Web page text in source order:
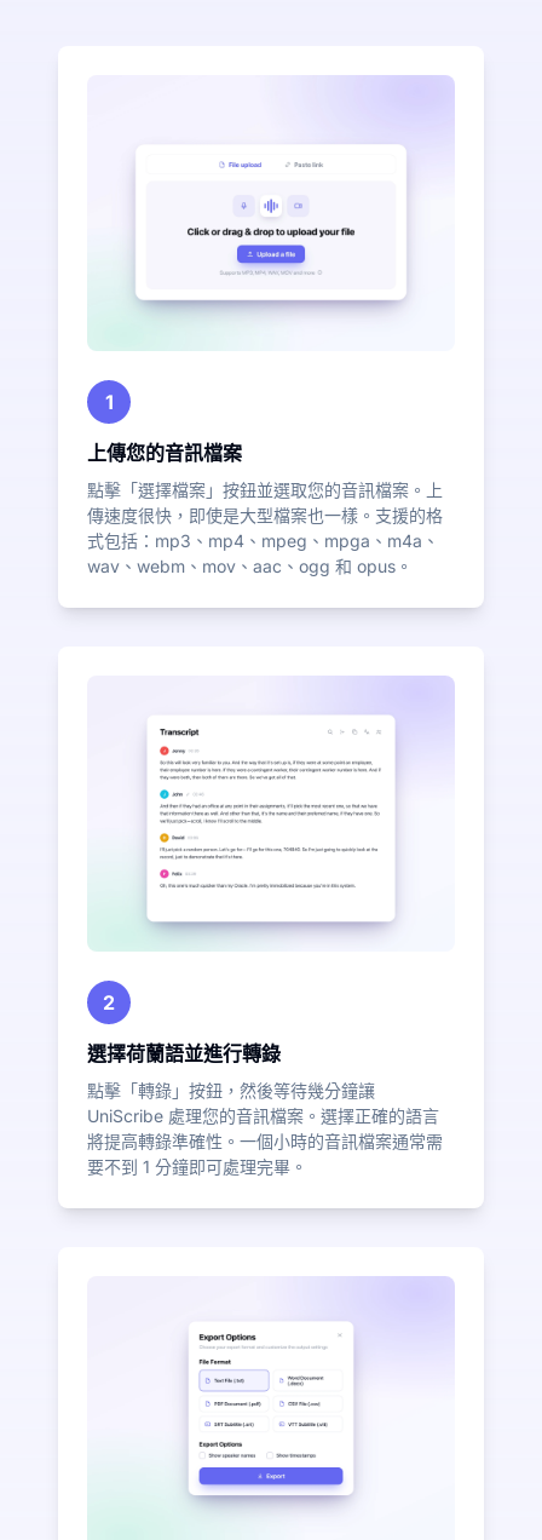
1
上傳您的音訊檔案
點擊「選擇檔案」按鈕並選取您的音訊檔案。上
傳速度很快，即使是大型檔案也一樣。支援的格
式包括：mp3、mp4、mpeg、mpga、m4a、
wav、webm、mov、aac、ogg 和 opus。
2
選擇荷蘭語並進行轉錄
點擊「轉錄」按鈕，然後等待幾分鐘讓
UniScribe 處理您的音訊檔案。選擇正確的語言
將提高轉錄準確性。一個小時的音訊檔案通常需
要不到 1 分鐘即可處理完畢。